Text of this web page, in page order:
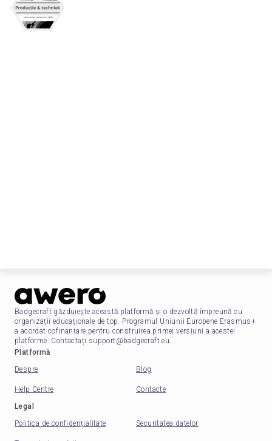
Badgecraft găzduiește această platformă și o dezvoltă împreună cu
organizații educaționale de top. Programul Uniunii Europene Erasmus+
a acordat cofinanțare pentru construirea primei versiuni a acestei
platforme. Contactați support@badgecraft.eu.
Platformă
Despre
Blog
Help Centre
Contacte
Legal
Politica de confidențialitate
Securitatea datelor